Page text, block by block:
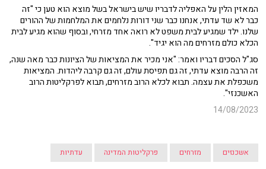
המאזין הלין על האפליה לדבריו שיש בישראל בשל מוצא הוא טען כי "זה
כבר לא שד עדתי, אנחנו כבר שני דורות נלחמים את המלחמות של ההורים
שלנו. ילד שמגיע לבית משפט לא רואה אחד מזרחי, ובסוף שהוא מגיע לבית
הכלא כולם מזרחים מה הוא יגיד".
סג"ל הסכים דבריו ואמר: "אני מכיר את המציאות של הציונות כבר מאה שנה,
זה הרבה מוצא עדתי, זה גם תפיסת עולם, זה גם קרבה ליהדות. המציאות
משכפלת את עצמה. תבוא לכלא הרוב מזרחים, תבוא לפרקליטות הרוב
האשכנזי".
14/08/2023
אשכנזים מזרחים פרקליטות המדינה עדתיות